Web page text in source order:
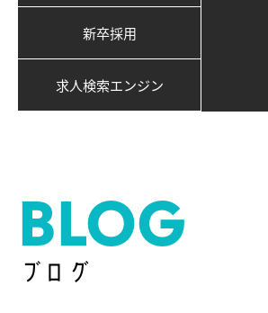
新卒採用
求人検索エンジン
BLOG
ブログ